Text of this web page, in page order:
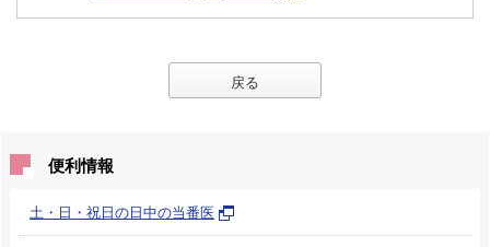
戻る
便利情報
土・日・祝日の日中の当番医